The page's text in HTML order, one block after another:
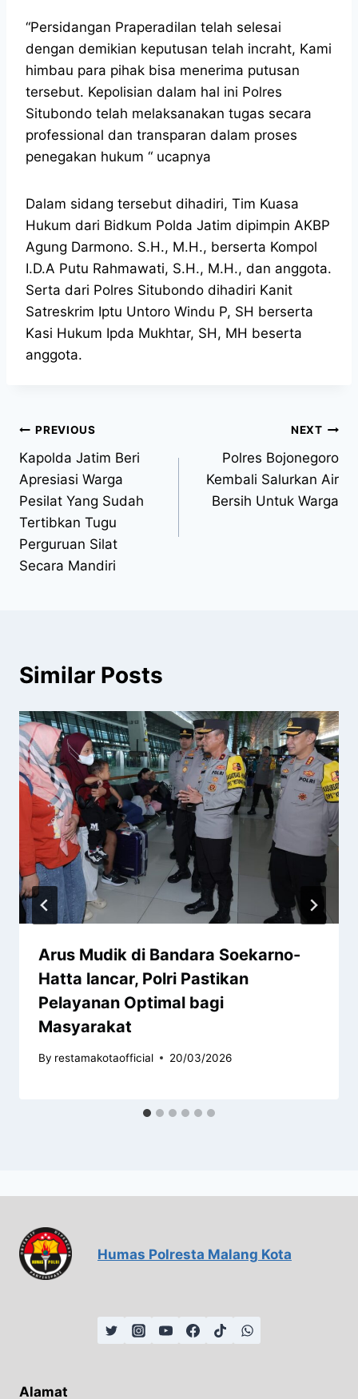
“Persidangan Praperadilan telah selesai
dengan demikian keputusan telah incraht, Kami
himbau para pihak bisa menerima putusan
tersebut. Kepolisian dalam hal ini Polres
Situbondo telah melaksanakan tugas secara
professional dan transparan dalam proses
penegakan hukum “ ucapnya
Dalam sidang tersebut dihadiri, Tim Kuasa
Hukum dari Bidkum Polda Jatim dipimpin AKBP
Agung Darmono. S.H., M.H., berserta Kompol
I.D.A Putu Rahmawati, S.H., M.H., dan anggota.
Serta dari Polres Situbondo dihadiri Kanit
Satreskrim Iptu Untoro Windu P, SH berserta
Kasi Hukum Ipda Mukhtar, SH, MH beserta
anggota.
PREVIOUS
Kapolda Jatim Beri
Apresiasi Warga
Pesilat Yang Sudah
Tertibkan Tugu
Perguruan Silat
Secara Mandiri
NEXT
Polres Bojonegoro
Kembali Salurkan Air
Bersih Untuk Warga
Similar Posts
Arus Mudik di Bandara Soekarno-
Hatta lancar, Polri Pastikan
Pelayanan Optimal bagi
Masyarakat
By restamakotaofficial 20/03/2026
Humas Polresta Malang Kota
Alamat